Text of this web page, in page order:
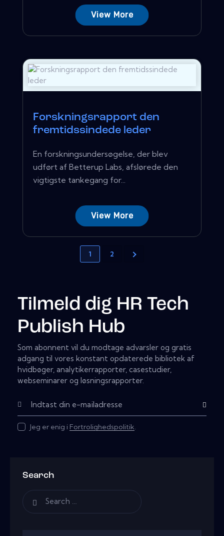
View More
Forskningsrapport den
fremtidssindede leder
En forskningsundersøgelse, der blev
udført af Betterup Labs, afslørede den
vigtigste tankegang for...
View More
1 2
Tilmeld dig HR Tech
Publish Hub
Som abonnent vil du modtage advarsler og gratis
adgang til vores konstant opdaterede bibliotek af
hvidbøger, analytikerrapporter, casestudier,
webseminarer og løsningsrapporter.
Subscribe
Jeg er enig i Fortrolighedspolitik.
Search